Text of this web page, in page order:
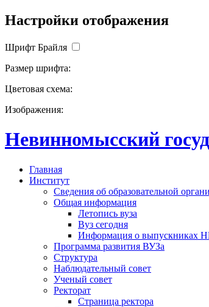
Настройки отображения
Шрифт Брайля
Размер шрифта:
Цветовая схема:
Изображения:
Невинномысский
Главная
Институт
Сведения об образовательной
Общая информация
Летопись вуза
Вуз сегодня
Информация о выпускниках
Программа развития ВУЗа
Структура
Наблюдательный совет
Ученый совет
Ректорат
Страница ректора